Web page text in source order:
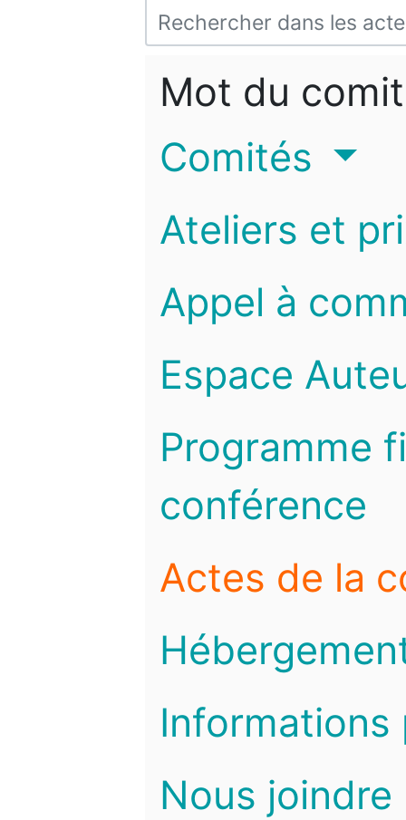
Mot du
Comités
Ateliers et
Appel à
Espace
Programme
conférence
Actes de la
Informations
Nous joindre